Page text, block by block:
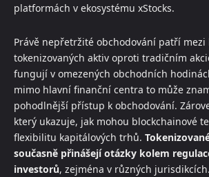
platformách v ekosystému xStocks.
Právě nepřetržité obchodování patří mezi
tokenizovaných aktiv oproti tradičním
fungují v omezených obchodních
mimo hlavní finanční centra to může
pohodlnější přístup k obchodování.
který ukazuje, jak mohou blockchainové
flexibilitu kapitálových trhů.
současně přinášejí otázky kolem
investorů, zejména v různých jurisdikcích.